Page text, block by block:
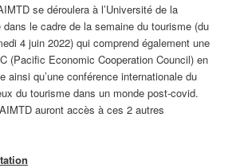
se déroulera à l’Université de la
le cadre de la semaine du tourisme (du
4 juin 2022) qui comprend également une
(Pacific Economic Cooperation Council) en
ainsi qu’une conférence internationale du
du tourisme dans un monde post-covid.
auront accès à ces 2 autres